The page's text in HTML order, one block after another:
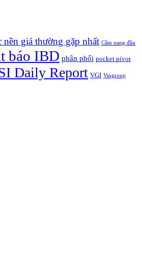
nền giá thường gặp nhất Cẩm nang đầu
báo IBD phân phối pocket pivot
Daily Report VGI Vingroup